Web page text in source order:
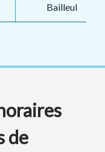
Bailleul
de